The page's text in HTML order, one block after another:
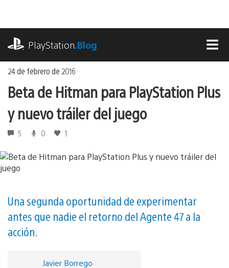
contenido
PlayStation.Blog
24 de febrero de 2016
Beta de Hitman para PlayStation Plus
y nuevo tráiler del juego
5 0 1
Una segunda oportunidad de experimentar
antes que nadie el retorno del Agente 47 a la
acción.
Javier Borrego